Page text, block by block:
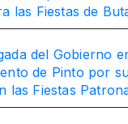
las Fiestas de
del Gobierno
de Pinto por
las Fiestas